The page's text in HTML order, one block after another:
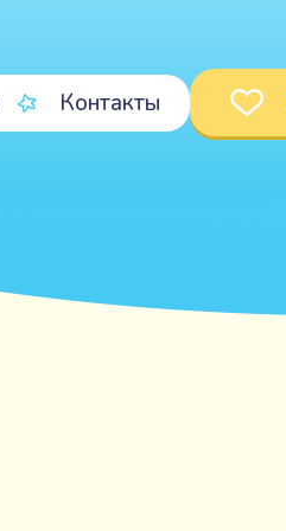
Контакты